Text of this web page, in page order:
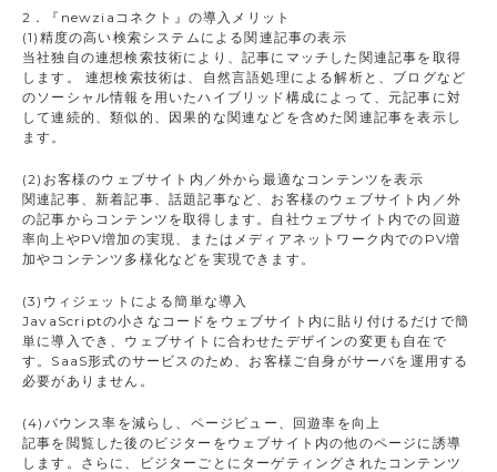
2．『newziaコネクト』の導入メリット
(1)精度の高い検索システムによる関連記事の表示
当社独自の連想検索技術により、記事にマッチした関連記事を取得
します。 連想検索技術は、自然言語処理による解析と、ブログなど
のソーシャル情報を用いたハイブリッド構成によって、元記事に対
して連続的、類似的、因果的な関連などを含めた関連記事を表示し
ます。
(2)お客様のウェブサイト内／外から最適なコンテンツを表示
関連記事、新着記事、話題記事など、お客様のウェブサイト内／外
の記事からコンテンツを取得します。自社ウェブサイト内での回遊
率向上やPV増加の実現、またはメディアネットワーク内でのPV増
加やコンテンツ多様化などを実現できます。
(3)ウィジェットによる簡単な導入
JavaScriptの小さなコードをウェブサイト内に貼り付けるだけで簡
単に導入でき、ウェブサイトに合わせたデザインの変更も自在で
す。SaaS形式のサービスのため、お客様ご自身がサーバを運用する
必要がありません。
(4)バウンス率を減らし、ページビュー、回遊率を向上
記事を閲覧した後のビジターをウェブサイト内の他のページに誘導
します。さらに、ビジターごとにターゲティングされたコンテンツ